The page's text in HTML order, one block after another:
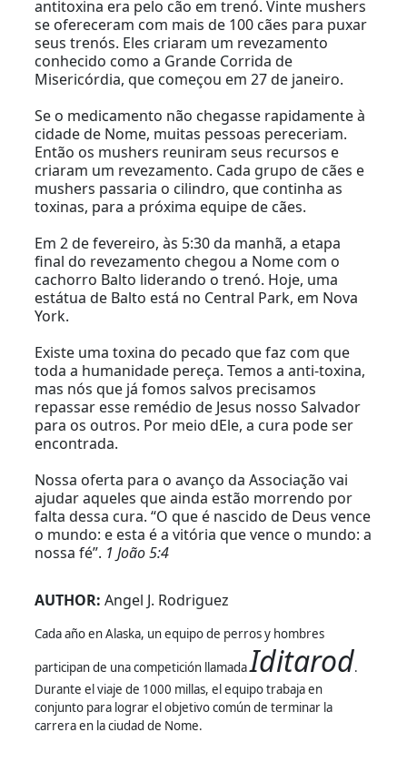
antitoxina era pelo cão em trenó. Vinte mushers
se ofereceram com mais de 100 cães para puxar
seus trenós. Eles criaram um revezamento
conhecido como a Grande Corrida de
Misericórdia, que começou em 27 de janeiro.
Se o medicamento não chegasse rapidamente à
cidade de Nome, muitas pessoas pereceriam.
Então os mushers reuniram seus recursos e
criaram um revezamento. Cada grupo de cães e
mushers passaria o cilindro, que continha as
toxinas, para a próxima equipe de cães.
Em 2 de fevereiro, às 5:30 da manhã, a etapa
final do revezamento chegou a Nome com o
cachorro Balto liderando o trenó. Hoje, uma
estátua de Balto está no Central Park, em Nova
York.
Existe uma toxina do pecado que faz com que
toda a humanidade pereça. Temos a anti-toxina,
mas nós que já fomos salvos precisamos
repassar esse remédio de Jesus nosso Salvador
para os outros. Por meio dEle, a cura pode ser
encontrada.
Nossa oferta para o avanço da Associação vai
ajudar aqueles que ainda estão morrendo por
falta dessa cura. “O que é nascido de Deus vence
o mundo: e esta é a vitória que vence o mundo: a
nossa fé”. 1 João 5:4
AUTHOR:Angel J. Rodriguez
Cada año en Alaska, un equipo de perros y hombres
participan de una competición llamadaIditarod.
Durante el viaje de 1000 millas, el equipo trabaja en
conjunto para lograr el objetivo común de terminar la
carrera en la ciudad de Nome.